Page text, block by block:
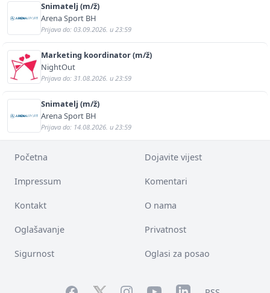
Snimatelj (m/ž)
Arena Sport BH
Prijava do: 03.09.2026. u 23:59
Marketing koordinator (m/ž)
NightOut
Prijava do: 31.08.2026. u 23:59
Snimatelj (m/ž)
Arena Sport BH
Prijava do: 14.08.2026. u 23:59
Početna Dojavite vijest
Impressum Komentari
Kontakt O nama
Oglašavanje Privatnost
Sigurnost Oglasi za posao
Facebook YouTubeLinkedIn